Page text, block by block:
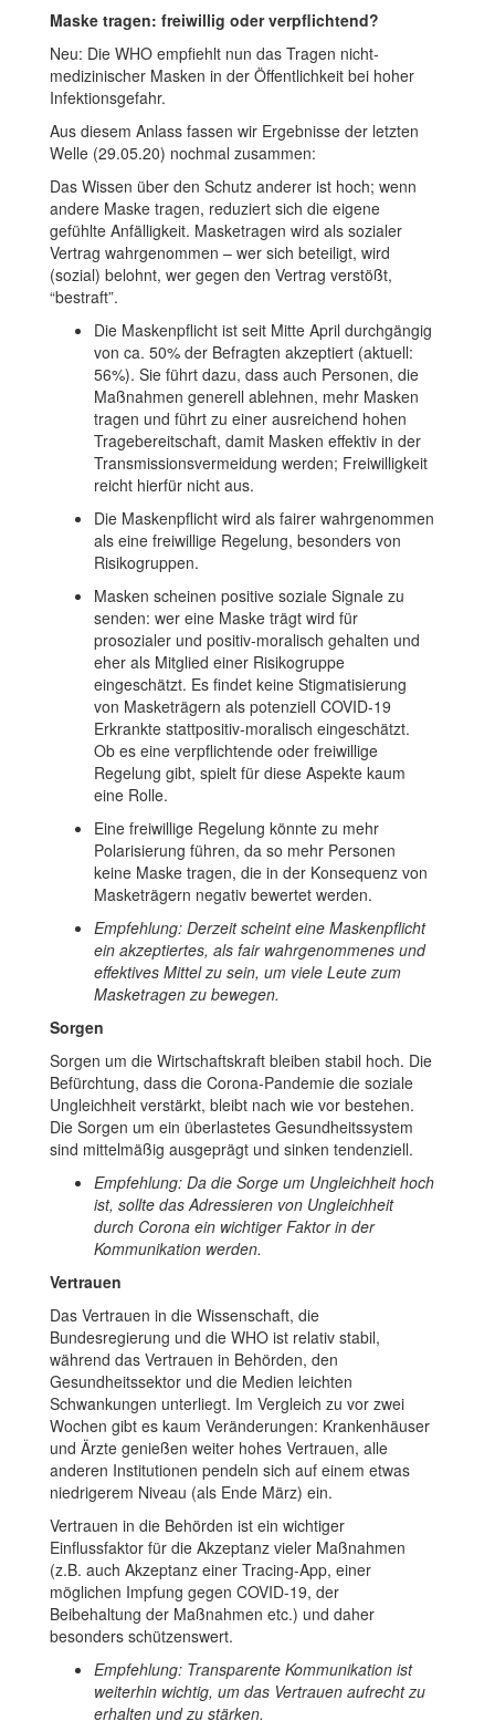
Maske tragen: freiwillig oder verpflichtend?
Neu: Die WHO empfiehlt nun das Tragen nicht-
medizinischer Masken in der Öffentlichkeit bei hoher
Infektionsgefahr.
Aus diesem Anlass fassen wir Ergebnisse der letzten
Welle (29.05.20) nochmal zusammen:
Das Wissen über den Schutz anderer ist hoch; wenn
andere Maske tragen, reduziert sich die eigene
gefühlte Anfälligkeit. Masketragen wird als sozialer
Vertrag wahrgenommen – wer sich beteiligt, wird
(sozial) belohnt, wer gegen den Vertrag verstößt,
“bestraft”.
Die Maskenpflicht ist seit Mitte April durchgängig
von ca. 50% der Befragten akzeptiert (aktuell:
56%). Sie führt dazu, dass auch Personen, die
Maßnahmen generell ablehnen, mehr Masken
tragen und führt zu einer ausreichend hohen
Tragebereitschaft, damit Masken effektiv in der
Transmissionsvermeidung werden; Freiwilligkeit
reicht hierfür nicht aus.
Die Maskenpflicht wird als fairer wahrgenommen
als eine freiwillige Regelung, besonders von
Risikogruppen.
Masken scheinen positive soziale Signale zu
senden: wer eine Maske trägt wird für
prosozialer und positiv-moralisch gehalten und
eher als Mitglied einer Risikogruppe
eingeschätzt. Es findet keine Stigmatisierung
von Masketrägern als potenziell COVID-19
Erkrankte stattpositiv-moralisch eingeschätzt.
Ob es eine verpflichtende oder freiwillige
Regelung gibt, spielt für diese Aspekte kaum
eine Rolle.
Eine freiwillige Regelung könnte zu mehr
Polarisierung führen, da so mehr Personen
keine Maske tragen, die in der Konsequenz von
Masketrägern negativ bewertet werden.
Empfehlung: Derzeit scheint eine Maskenpflicht
ein akzeptiertes, als fair wahrgenommenes und
effektives Mittel zu sein, um viele Leute zum
Masketragen zu bewegen.
Sorgen
Sorgen um die Wirtschaftskraft bleiben stabil hoch. Die
Befürchtung, dass die Corona-Pandemie die soziale
Ungleichheit verstärkt, bleibt nach wie vor bestehen.
Die Sorgen um ein überlastetes Gesundheitssystem
sind mittelmäßig ausgeprägt und sinken tendenziell.
Empfehlung: Da die Sorge um Ungleichheit hoch
ist, sollte das Adressieren von Ungleichheit
durch Corona ein wichtiger Faktor in der
Kommunikation werden.
Vertrauen
Das Vertrauen in die Wissenschaft, die
Bundesregierung und die WHO ist relativ stabil,
während das Vertrauen in Behörden, den
Gesundheitssektor und die Medien leichten
Schwankungen unterliegt. Im Vergleich zu vor zwei
Wochen gibt es kaum Veränderungen: Krankenhäuser
und Ärzte genießen weiter hohes Vertrauen, alle
anderen Institutionen pendeln sich auf einem etwas
niedrigerem Niveau (als Ende März) ein.
Vertrauen in die Behörden ist ein wichtiger
Einflussfaktor für die Akzeptanz vieler Maßnahmen
(z.B. auch Akzeptanz einer Tracing-App, einer
möglichen Impfung gegen COVID-19, der
Beibehaltung der Maßnahmen etc.) und daher
besonders schützenswert.
Empfehlung: Transparente Kommunikation ist
weiterhin wichtig, um das Vertrauen aufrecht zu
erhalten und zu stärken.